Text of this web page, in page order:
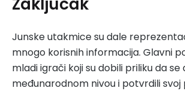
Junske utakmice su dale
mnogo korisnih informacija. Glavni
mladi igrači koji su dobili priliku da se
međunarodnom nivou i potvrdili svoj